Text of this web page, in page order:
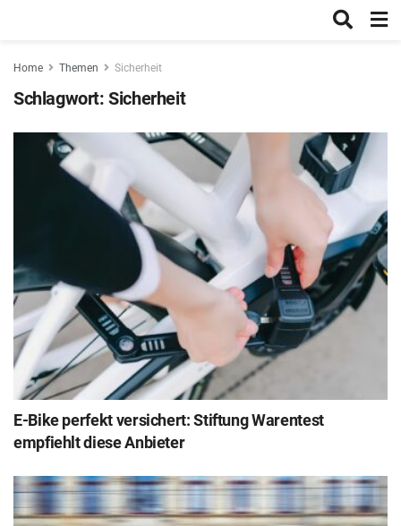
Home Themen Sicherheit
Schlagwort:Sicherheit
E-Bike perfekt versichert: Stiftung Warentest
empfiehlt diese Anbieter